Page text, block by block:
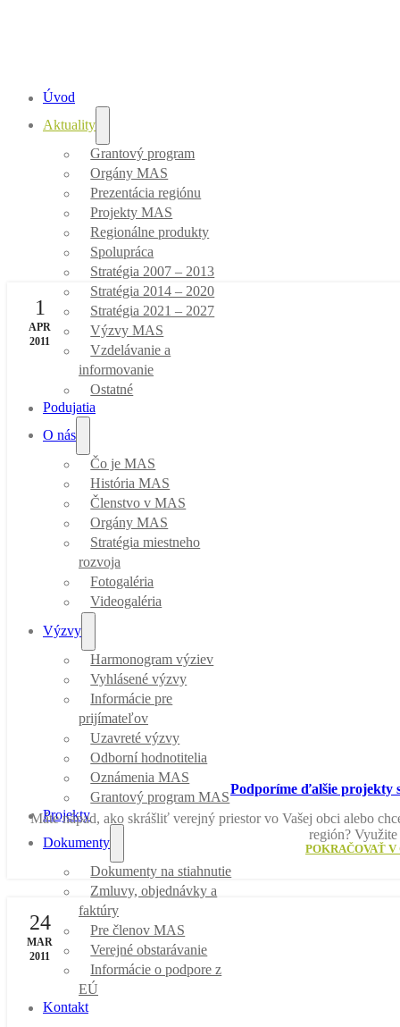
Úvod
Aktuality
Grantový program
Orgány MAS
Prezentácia regiónu
Projekty MAS
Regionálne produkty
Spolupráca
Stratégia 2007 – 2013
Stratégia 2014 – 2020
Stratégia 2021 – 2027
Výzvy MAS
Vzdelávanie a
informovanie
Ostatné
Podujatia
O nás
Čo je MAS
História MAS
Členstvo v MAS
Orgány MAS
Stratégia miestneho
rozvoja
Fotogaléria
Videogaléria
Výzvy
Harmonogram výziev
Vyhlásené výzvy
Informácie pre
prijímateľov
Uzavreté výzvy
Odborní hodnotitelia
Oznámenia MAS
Grantový program MAS
Projekty
Dokumenty
Dokumenty na stiahnutie
Zmluvy, objednávky a
faktúry
Pre členov MAS
Verejné obstarávanie
Informácie o podpore z
EÚ
Kontakt
Aktuality
Úvod/Aktuality
1
APR
2011
Podporíme ďalšie projekty
Máte nápad, ako skrášliť verejný priestor vo Vašej obci alebo
región? Využite
POKRAČOVAŤ
24
MAR
2011